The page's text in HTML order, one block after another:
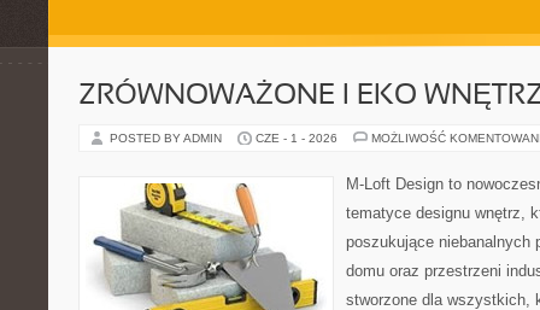
ZRÓWNOWAŻONE I EKO
POSTED BY ADMIN CZE - 1 - 2026 MOŻLIWOŚĆ
M-Loft Design to
tematyce designu wnętrz,
poszukujące niebanalnych
domu oraz przestrzeni
stworzone dla wszystkich,